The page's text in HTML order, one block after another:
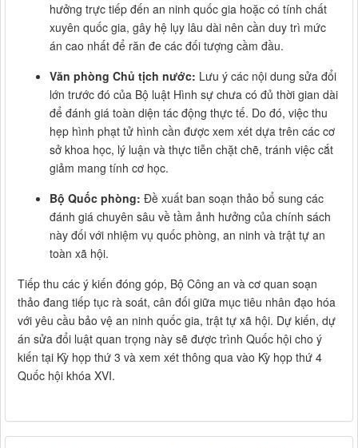
hưởng trực tiếp đến an ninh quốc gia hoặc có tính chất
xuyên quốc gia, gây hệ lụy lâu dài nên cần duy trì mức
án cao nhất để răn đe các đối tượng cầm đầu.
Văn phòng Chủ tịch nước: Lưu ý các nội dung sửa đổi
lớn trước đó của Bộ luật Hình sự chưa có đủ thời gian dài
để đánh giá toàn diện tác động thực tế. Do đó, việc thu
hẹp hình phạt tử hình cần được xem xét dựa trên các cơ
sở khoa học, lý luận và thực tiễn chặt chẽ, tránh việc cắt
giảm mang tính cơ học.
Bộ Quốc phòng: Đề xuất ban soạn thảo bổ sung các
đánh giá chuyên sâu về tầm ảnh hưởng của chính sách
này đối với nhiệm vụ quốc phòng, an ninh và trật tự an
toàn xã hội.
Tiếp thu các ý kiến đóng góp, Bộ Công an và cơ quan soạn
thảo đang tiếp tục rà soát, cân đối giữa mục tiêu nhân đạo hóa
với yêu cầu bảo vệ an ninh quốc gia, trật tự xã hội. Dự kiến, dự
án sửa đổi luật quan trọng này sẽ được trình Quốc hội cho ý
kiến tại Kỳ họp thứ 3 và xem xét thông qua vào Kỳ họp thứ 4
Quốc hội khóa XVI.